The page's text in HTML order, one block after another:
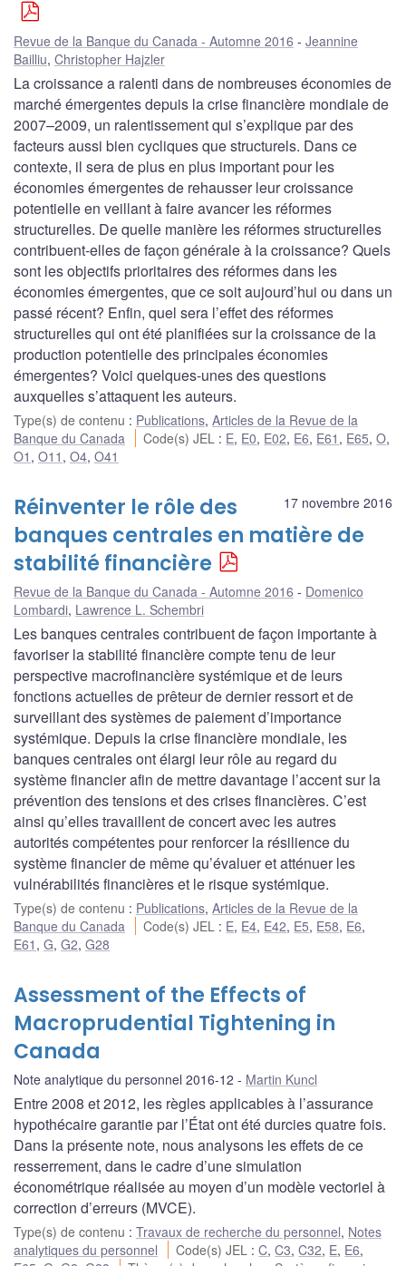
Revue de la Banque du Canada - Automne 2016
Jeannine
Bailliu, Christopher Hajzler
La croissance a ralenti dans de nombreuses économies de
marché émergentes depuis la crise financière mondiale de
2007–2009, un ralentissement qui s’explique par des
facteurs aussi bien cycliques que structurels. Dans ce
contexte, il sera de plus en plus important pour les
économies émergentes de rehausser leur croissance
potentielle en veillant à faire avancer les réformes
structurelles. De quelle manière les réformes structurelles
contribuent-elles de façon générale à la croissance? Quels
sont les objectifs prioritaires des réformes dans les
économies émergentes, que ce soit aujourd’hui ou dans un
passé récent? Enfin, quel sera l’effet des réformes
structurelles qui ont été planifiées sur la croissance de la
production potentielle des principales économies
émergentes? Voici quelques-unes des questions
auxquelles s’attaquent les auteurs.
Type(s) de contenu : Publications, Articles de la Revue de la
Banque du Canada
Code(s) JEL : E, E0, E02, E6, E61 , E65,O,
O1 , O11 , O4, O41
17 novembre 2016
Réinventer le rôle des
banques centrales en matière de
stabilité financière
Revue de la Banque du Canada - Automne 2016
Domenico
Lombardi, Lawrence L. Schembri
Les banques centrales contribuent de façon importante à
favoriser la stabilité financière compte tenu de leur
perspective macrofinancière systémique et de leurs
fonctions actuelles de prêteur de dernier ressort et de
surveillant des systèmes de paiement d’importance
systémique. Depuis la crise financière mondiale, les
banques centrales ont élargi leur rôle au regard du
système financier afin de mettre davantage l’accent sur la
prévention des tensions et des crises financières. C’est
ainsi qu’elles travaillent de concert avec les autres
autorités compétentes pour renforcer la résilience du
système financier de même qu’évaluer et atténuer les
vulnérabilités financières et le risque systémique.
Type(s) de contenu : Publications, Articles de la Revue de la
Banque du Canada
Code(s) JEL : E, E4, E42, E5, E58, E6,
E61 , G, G2, G28
Assessment of the Effects of
Macroprudential Tightening in
Canada
Note analytique du personnel 2016-12 Martin Kuncl
Entre 2008 et 2012, les règles applicables à l’assurance
hypothécaire garantie par l’État ont été durcies quatre fois.
Dans la présente note, nous analysons les effets de ce
resserrement, dans le cadre d’une simulation
économétrique réalisée au moyen d’un modèle vectoriel à
correction d’erreurs (MVCE).
Type(s) de contenu : Travaux de recherche du personnel, Notes
analytiques du personnel
Code(s) JEL :C,C3,C32, E, E6,